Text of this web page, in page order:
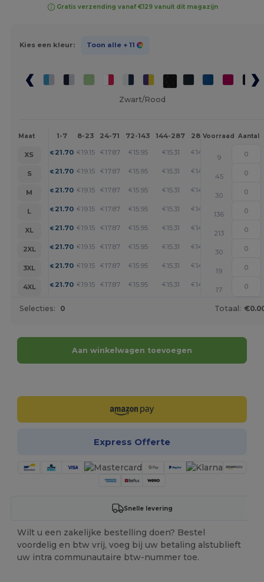
Gratis verzending vanaf €129 vanuit dit magazijn
Kies een kleur: Toon alle + 11
Zwart/Rood
Maat 1-7 8-23 24-71 72-143 144-287 288 + Meer
Voorraad Aantal
XS € 21.70 € 19.15 €17.87 €15.95 €15.31 €14.68
9
S
€ 21.70 € 19.15 €17.87 €15.95 €15.31 €14.68
45
M
€ 21.70 € 19.15 €17.87 €15.95 €15.31 €14.68
30
L
€ 21.70 € 19.15 €17.87 €15.95 €15.31 €14.68 +
136
XL
€ 21.70 € 19.15 €17.87 €15.95 €15.31 €14.68 +
213
2XL
€ 21.70 € 19.15 €17.87 €15.95 €15.31 €14.68
30
3XL
€ 21.70 € 19.15 €17.87 €15.95 €15.31 €14.68
19
4XL
€ 21.70 € 19.15 €17.87 €15.95 €15.31 €14.68
17
Selecties: 0 Totaal:
Aan winkelwagen toevoegen
Express Offerte
Snelle levering
Wilt u een zakelijke bestelling doen? Bestel
voordelig en btw vrij, voeg bij uw betaling alstublieft
uw intra communautaire btw-nummer toe.